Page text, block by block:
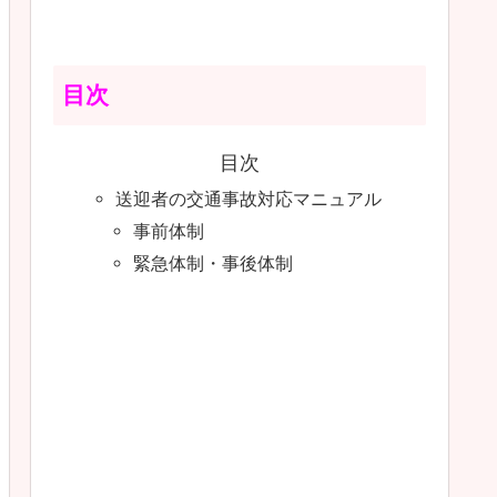
目次
目次
送迎者の交通事故対応マニュアル
事前体制
緊急体制・事後体制